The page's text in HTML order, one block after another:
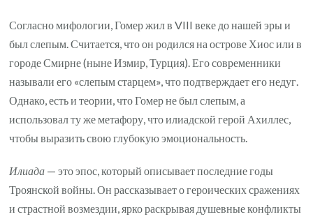
Согласно мифологии, Гомер жил в VIII веке до нашей эры и
был слепым. Считается, что он родился на острове Хиос или в
городе Смирне (ныне Измир, Турция). Его современники
называли его «слепым старцем», что подтверждает его недуг.
Однако, есть и теории, что Гомер не был слепым, а
использовал ту же метафору, что илиадской герой Ахиллес,
чтобы выразить свою глубокую эмоциональность.
Илиада — это эпос, который описывает последние годы
Троянской войны. Он рассказывает о героических сражениях
и страстной возмездии, ярко раскрывая душевные конфликты